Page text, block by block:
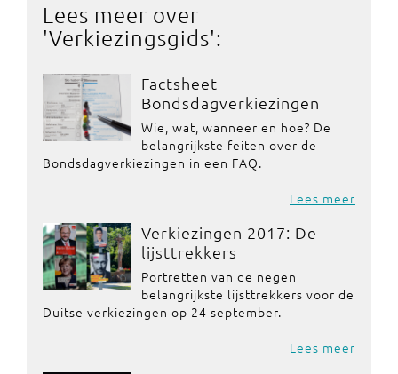
Lees meer over
'Verkiezingsgids':
Factsheet
Bondsdagverkiezingen
Wie, wat, wanneer en hoe? De
belangrijkste feiten over de
Bondsdagverkiezingen in een FAQ.
Lees meer
Verkiezingen 2017: De
lijsttrekkers
Portretten van de negen
belangrijkste lijsttrekkers voor de
Duitse verkiezingen op 24 september.
Lees meer